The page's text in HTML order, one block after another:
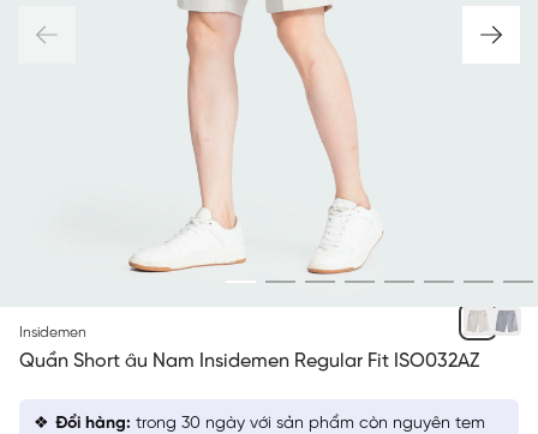
Insidemen
Quần Short âu Nam Insidemen Regular Fit ISO032AZ
Đổi hàng: trong 30 ngày với sản phẩm còn nguyên tem